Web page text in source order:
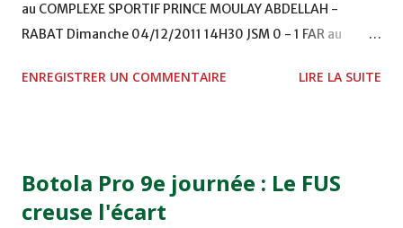
au COMPLEXE SPORTIF PRINCE MOULAY ABDELLAH -
RABAT Dimanche 04/12/2011 14H30 JSM 0 - 1 FAR au
TERRAIN EL ABDI - EL JADIDA 16h30 OCK 0 - 1 HUSA
Mardi 06/12/2011 15H00 WAF - OCS au COMPLEXE SPORTIF
DE FES - FES WAC - MAS Reporté pour cause de finale de la
ENREGISTRER UN COMMENTAIRE LIRE LA SUITE
Botola Pro 9e journée : Le FUS
creuse l'écart